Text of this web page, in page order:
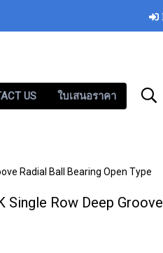
US ใบเสนอราคา
Radial Ball Bearing Open Type
Single Row Deep